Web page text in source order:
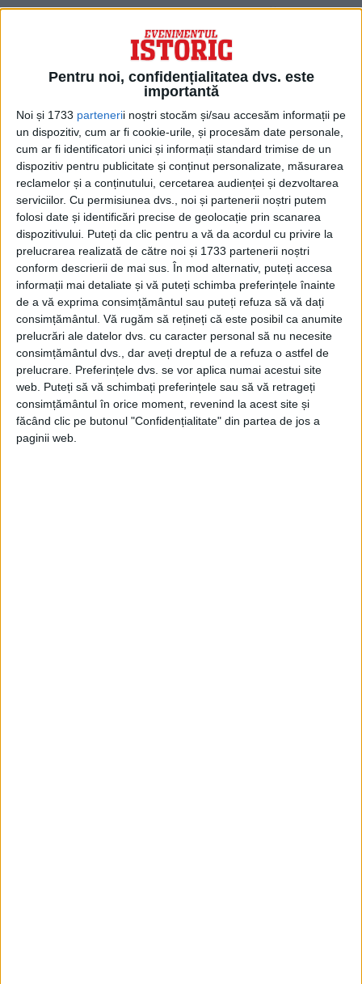
Pentru noi, confidențialitatea dvs. este
importantă
Noi și 1733 partenerii noștri stocăm și/sau accesăm informații pe
un dispozitiv, cum ar fi cookie-urile, și procesăm date personale,
cum ar fi identificatori unici și informații standard trimise de un
dispozitiv pentru publicitate și conținut personalizate, măsurarea
reclamelor și a conținutului, cercetarea audienței și dezvoltarea
serviciilor. Cu permisiunea dvs., noi și partenerii noștri putem
folosi date și identificări precise de geolocație prin scanarea
dispozitivului. Puteți da clic pentru a vă da acordul cu privire la
prelucrarea realizată de către noi și 1733 partenerii noștri
conform descrierii de mai sus. În mod alternativ, puteți accesa
informații mai detaliate și vă puteți schimba preferințele înainte
de a vă exprima consimțământul sau puteți refuza să vă dați
consimțământul. Vă rugăm să rețineți că este posibil ca anumite
prelucrări ale datelor dvs. cu caracter personal să nu necesite
consimțământul dvs., dar aveți dreptul de a refuza o astfel de
prelucrare. Preferințele dvs. se vor aplica numai acestui site
web. Puteți să vă schimbați preferințele sau să vă retrageți
consimțământul în orice moment, revenind la acest site și
făcând clic pe butonul "Confidențialitate" din partea de jos a
paginii web.
pe Dr. Fritz Hesse, atașat de presă și
confident al lui Joachim von Ribbentrop, pe
atunci ministru al afacerilor externe al lui
MI5 avea un informator în interiorul
ambasadei. Această sursă neprețuită a
raportat că Steward a vizitat ambasada ​​ca
„reprezentant al prim ministrului”.